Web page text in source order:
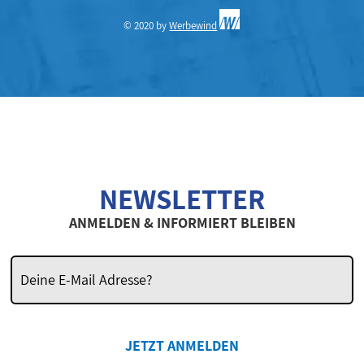
© 2020 byWerbewind
NEWSLETTER
ANMELDEN & INFORMIERT BLEIBEN
JETZT ANMELDEN